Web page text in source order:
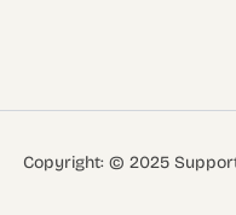
Copyright: © 2025